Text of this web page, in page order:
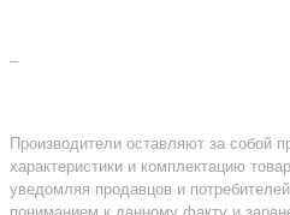
–
Производители оставляют за собой
характеристики и комплектацию
уведомляя продавцов и